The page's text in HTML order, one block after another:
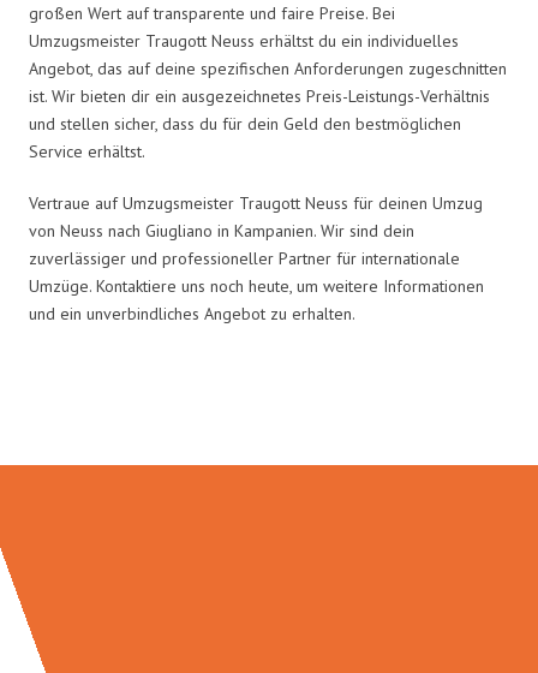
großen Wert auf transparente und faire Preise. Bei
Umzugsmeister Traugott Neuss erhältst du ein individuelles
Angebot, das auf deine spezifischen Anforderungen zugeschnitten
ist. Wir bieten dir ein ausgezeichnetes Preis-Leistungs-Verhältnis
und stellen sicher, dass du für dein Geld den bestmöglichen
Service erhältst.
Vertraue auf Umzugsmeister Traugott Neuss für deinen Umzug
von Neuss nach Giugliano in Kampanien. Wir sind dein
zuverlässiger und professioneller Partner für internationale
Umzüge. Kontaktiere uns noch heute, um weitere Informationen
und ein unverbindliches Angebot zu erhalten.